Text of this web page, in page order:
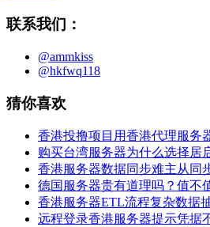
联系我们：
@ammkiss
@hkfwq118
猜你喜欢
香港投撸项目用香港代理服务
购买台湾服务器为什么选择居
香港服务器数据同步难主从同
德国服务器贵有道理吗？值不
香港服务器ETL流程复杂数据
远程登录香港服务器提示凭据